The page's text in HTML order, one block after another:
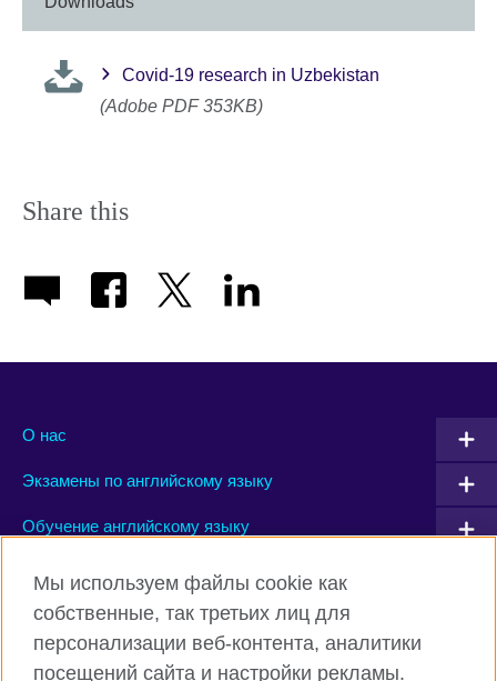
Covid-19 research in Uzbekistan
(Adobe PDF 353KB)
Share this
О нас
Экзамены по английскому языку
Обучение английскому языку
Connect with us
Facebook Instagram
Мы используем файлы cookie как
собственные, так третьих лиц для
персонализации веб-контента, аналитики
посещений сайта и настройки рекламы.